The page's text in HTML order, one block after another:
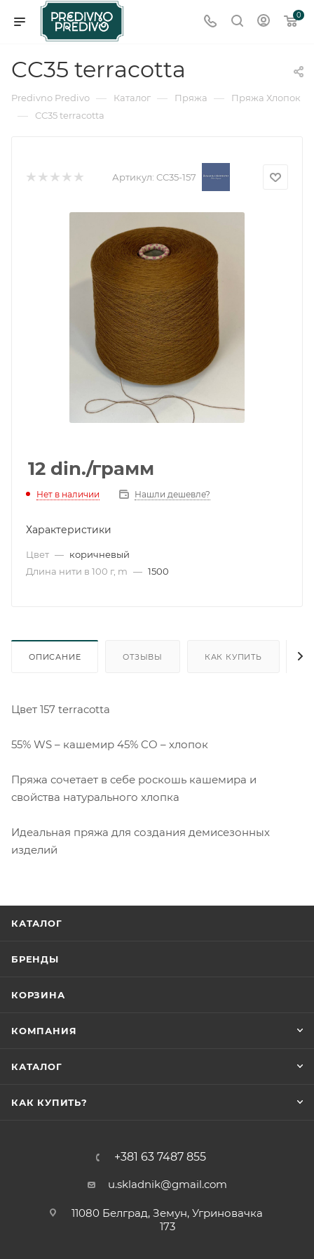
0
CC35 terracotta
Predivno Predivo — Каталог — Пряжа — Пряжа Хлопок
— CC35 terracotta
Артикул: CC35-157
12 din./грамм
Нет в наличии Нашли дешевле?
Характеристики
Цвет — коричневый
Длина нити в 100 г, m — 1500
ОПИСАНИЕ ОТЗЫВЫ КАК КУПИТЬ
Цвет 157 terracotta
55% WS – кашемир 45% CO – хлопок
Пряжа сочетает в себе роскошь кашемира и
свойства натурального хлопка
Идеальная пряжа для создания демисезонных
изделий
КАТАЛОГ
БРЕНДЫ
КОРЗИНА
КОМПАНИЯ
КАТАЛОГ
КАК КУПИТЬ?
+381 63 7487 855
u.skladnik@gmail.com
11080 Белград, Земун, Угриновачка
173